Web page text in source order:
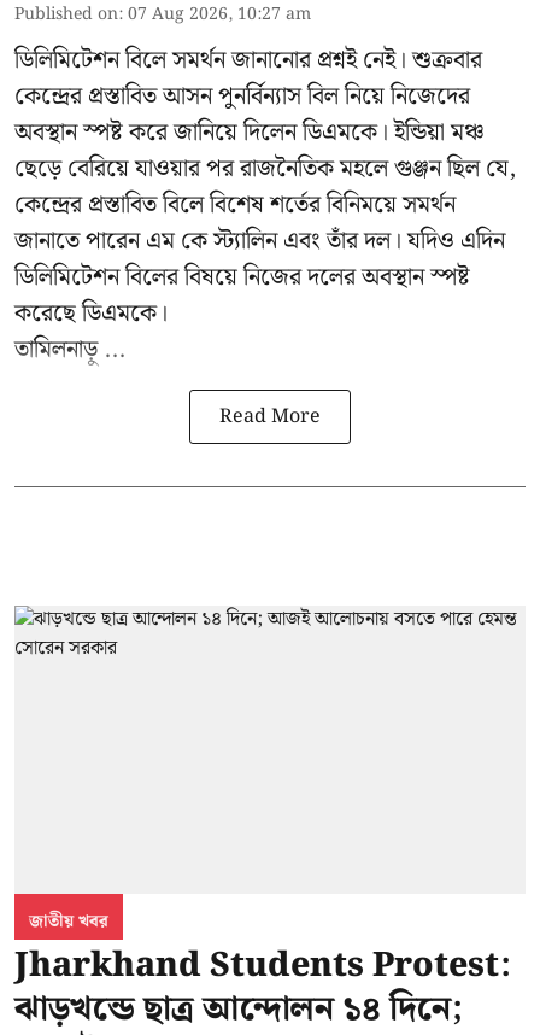
Published on:07 Aug 2026, 10:27 am
ডিলিমিটেশন বিলে সমর্থন জানানোর প্রশ্নই নেই। শুক্রবার
কেন্দ্রের প্রস্তাবিত আসন পুনর্বিন্যাস বিল নিয়ে নিজেদের
অবস্থান স্পষ্ট করে জানিয়ে দিলেন ডিএমকে। ইন্ডিয়া মঞ্চ
ছেড়ে বেরিয়ে যাওয়ার পর রাজনৈতিক মহলে গুঞ্জন ছিল যে,
কেন্দ্রের প্রস্তাবিত বিলে বিশেষ শর্তের বিনিময়ে সমর্থন
জানাতে পারেন এম কে স্ট্যালিন এবং তাঁর দল। যদিও এদিন
ডিলিমিটেশন বিলের বিষয়ে নিজের দলের অবস্থান স্পষ্ট
করেছে ডিএমকে।
তামিলনাড়ু ...
Read More
জাতীয় খবর
Jharkhand Students Protest:
ঝাড়খন্ডে ছাত্র আন্দোলন ১৪ দিনে;